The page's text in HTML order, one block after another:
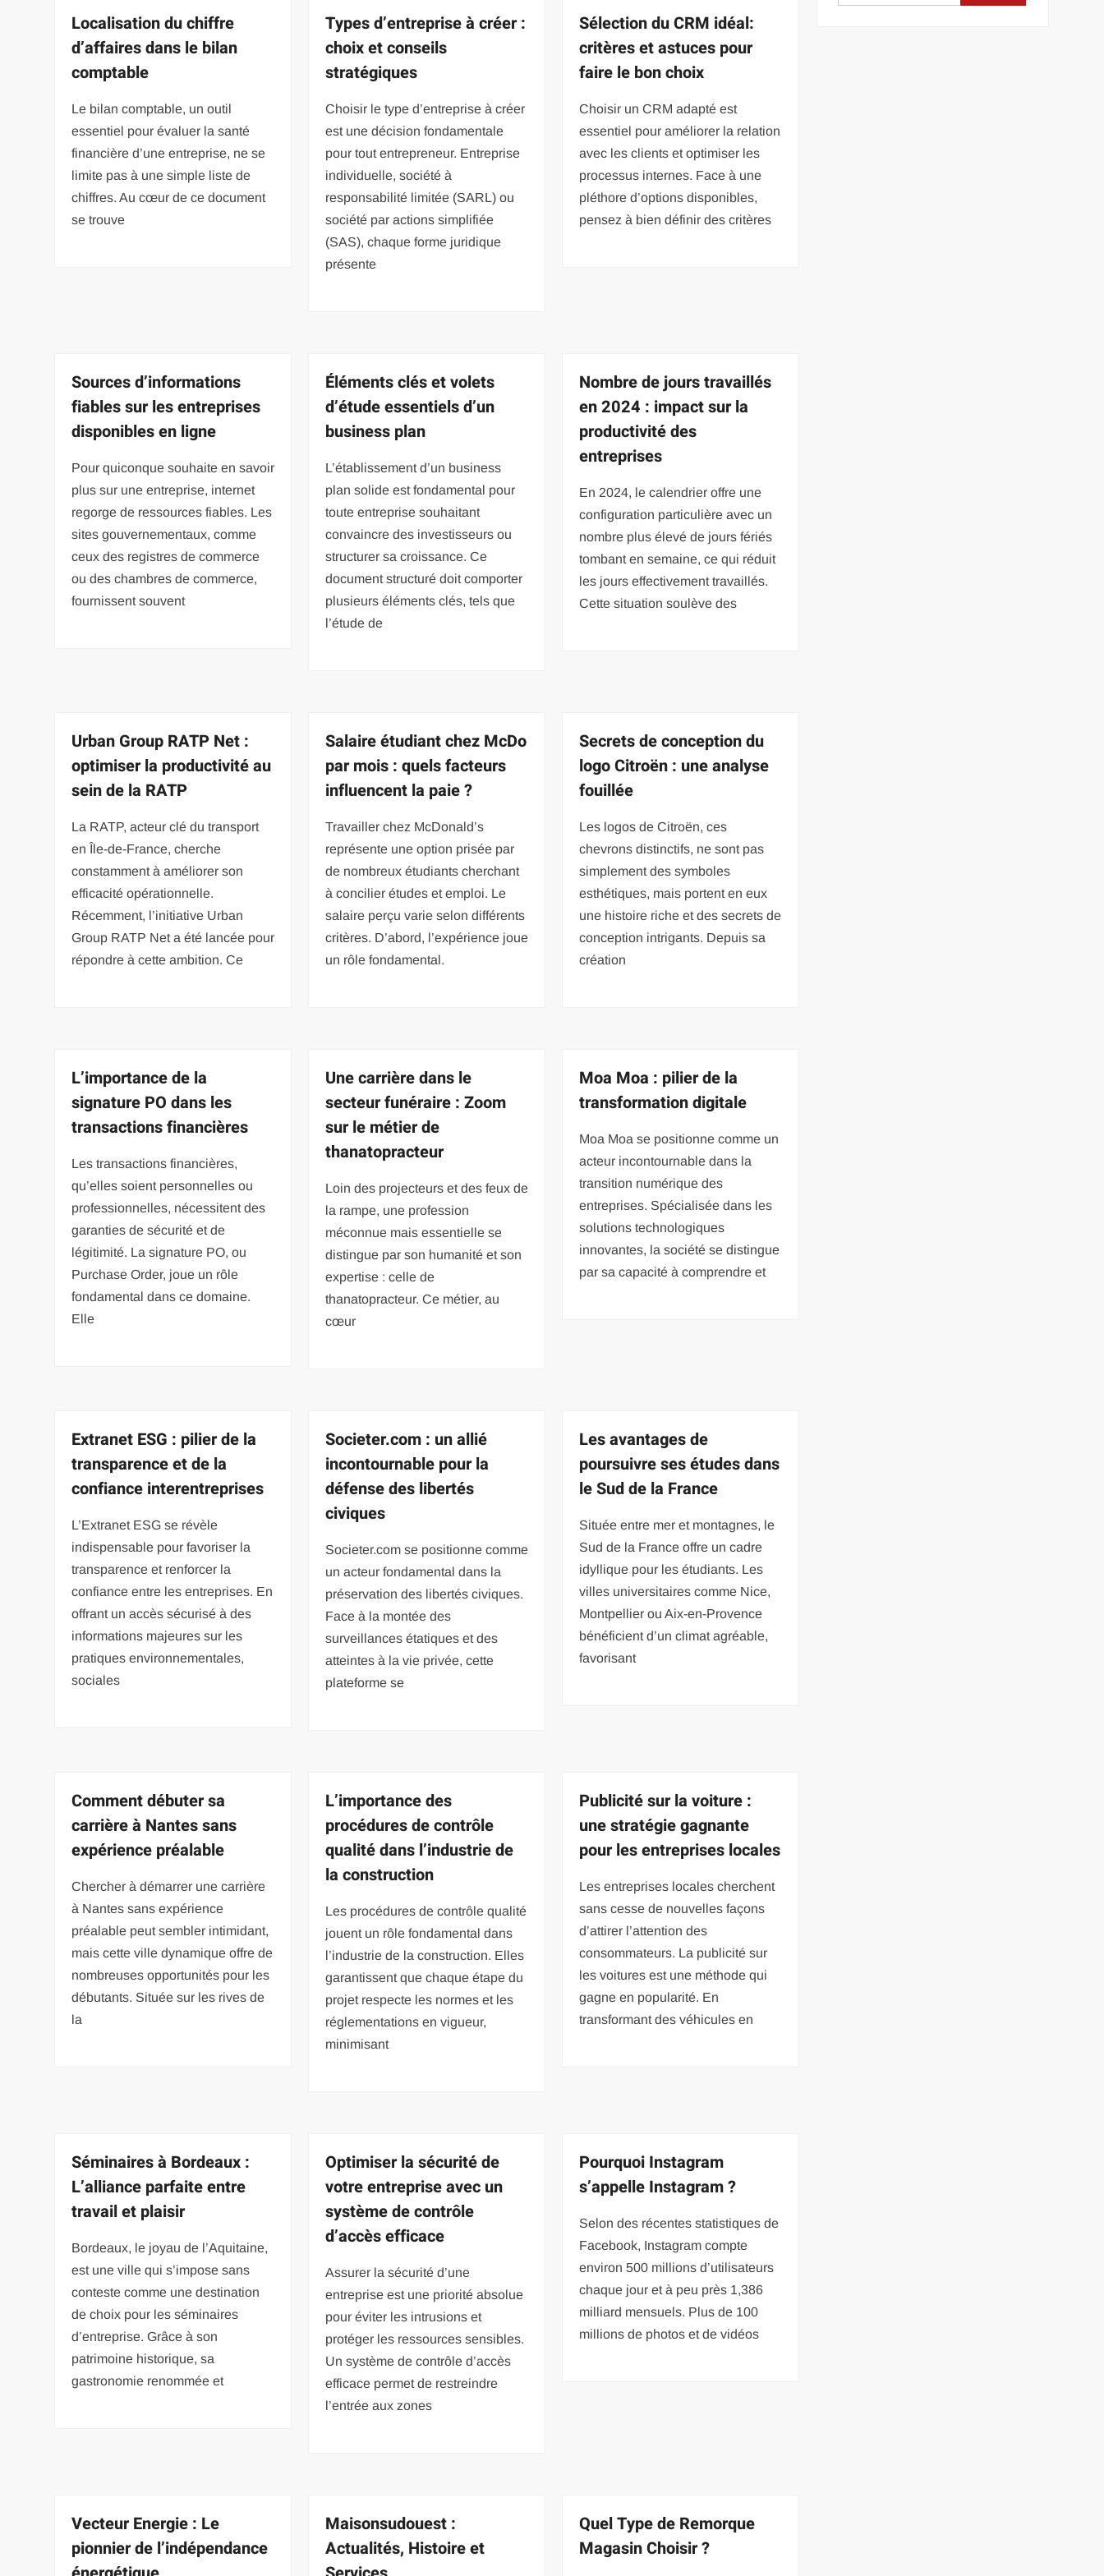
Localisation du chiffre
d’affaires dans le bilan
comptable
Le bilan comptable, un outil
essentiel pour évaluer la santé
financière d’une entreprise, ne se
limite pas à une simple liste de
chiffres. Au cœur de ce document
se trouve
Types d’entreprise à créer :
choix et conseils
stratégiques
Choisir le type d’entreprise à créer
est une décision fondamentale
pour tout entrepreneur. Entreprise
individuelle, société à
responsabilité limitée (SARL) ou
société par actions simplifiée
(SAS), chaque forme juridique
présente
Sélection du CRM idéal:
critères et astuces pour
faire le bon choix
Choisir un CRM adapté est
essentiel pour améliorer la relation
avec les clients et optimiser les
processus internes. Face à une
pléthore d’options disponibles,
pensez à bien définir des critères
Sources d’informations
fiables sur les entreprises
disponibles en ligne
Pour quiconque souhaite en savoir
plus sur une entreprise, internet
regorge de ressources fiables. Les
sites gouvernementaux, comme
ceux des registres de commerce
ou des chambres de commerce,
fournissent souvent
Éléments clés et volets
d’étude essentiels d’un
business plan
L’établissement d’un business
plan solide est fondamental pour
toute entreprise souhaitant
convaincre des investisseurs ou
structurer sa croissance. Ce
document structuré doit comporter
plusieurs éléments clés, tels que
l’étude de
Nombre de jours travaillés
en 2024 : impact sur la
productivité des
entreprises
En 2024, le calendrier offre une
configuration particulière avec un
nombre plus élevé de jours fériés
tombant en semaine, ce qui réduit
les jours effectivement travaillés.
Cette situation soulève des
Urban Group RATP Net :
optimiser la productivité au
sein de la RATP
La RATP, acteur clé du transport
en Île-de-France, cherche
constamment à améliorer son
efficacité opérationnelle.
Récemment, l’initiative Urban
Group RATP Net a été lancée pour
répondre à cette ambition. Ce
Salaire étudiant chez McDo
par mois : quels facteurs
influencent la paie ?
Travailler chez McDonald’s
représente une option prisée par
de nombreux étudiants cherchant
à concilier études et emploi. Le
salaire perçu varie selon différents
critères. D’abord, l’expérience joue
un rôle fondamental.
Secrets de conception du
logo Citroën : une analyse
fouillée
Les logos de Citroën, ces
chevrons distinctifs, ne sont pas
simplement des symboles
esthétiques, mais portent en eux
une histoire riche et des secrets de
conception intrigants. Depuis sa
création
L’importance de la
signature PO dans les
transactions financières
Les transactions financières,
qu’elles soient personnelles ou
professionnelles, nécessitent des
garanties de sécurité et de
légitimité. La signature PO, ou
Purchase Order, joue un rôle
fondamental dans ce domaine.
Elle
Une carrière dans le
secteur funéraire : Zoom
sur le métier de
thanatopracteur
Loin des projecteurs et des feux de
la rampe, une profession
méconnue mais essentielle se
distingue par son humanité et son
expertise : celle de
thanatopracteur. Ce métier, au
cœur
Moa Moa : pilier de la
transformation digitale
Moa Moa se positionne comme un
acteur incontournable dans la
transition numérique des
entreprises. Spécialisée dans les
solutions technologiques
innovantes, la société se distingue
par sa capacité à comprendre et
Extranet ESG : pilier de la
transparence et de la
confiance interentreprises
L’Extranet ESG se révèle
indispensable pour favoriser la
transparence et renforcer la
confiance entre les entreprises. En
offrant un accès sécurisé à des
informations majeures sur les
pratiques environnementales,
sociales
Societer.com : un allié
incontournable pour la
défense des libertés
civiques
Societer.com se positionne comme
un acteur fondamental dans la
préservation des libertés civiques.
Face à la montée des
surveillances étatiques et des
atteintes à la vie privée, cette
plateforme se
Les avantages de
poursuivre ses études dans
le Sud de la France
Située entre mer et montagnes, le
Sud de la France offre un cadre
idyllique pour les étudiants. Les
villes universitaires comme Nice,
Montpellier ou Aix-en-Provence
bénéficient d’un climat agréable,
favorisant
Comment débuter sa
carrière à Nantes sans
expérience préalable
Chercher à démarrer une carrière
à Nantes sans expérience
préalable peut sembler intimidant,
mais cette ville dynamique offre de
nombreuses opportunités pour les
débutants. Située sur les rives de
la
L’importance des
procédures de contrôle
qualité dans l’industrie de
la construction
Les procédures de contrôle qualité
jouent un rôle fondamental dans
l’industrie de la construction. Elles
garantissent que chaque étape du
projet respecte les normes et les
réglementations en vigueur,
minimisant
Publicité sur la voiture :
une stratégie gagnante
pour les entreprises locales
Les entreprises locales cherchent
sans cesse de nouvelles façons
d’attirer l’attention des
consommateurs. La publicité sur
les voitures est une méthode qui
gagne en popularité. En
transformant des véhicules en
Séminaires à Bordeaux :
L’alliance parfaite entre
travail et plaisir
Bordeaux, le joyau de l’Aquitaine,
est une ville qui s’impose sans
conteste comme une destination
de choix pour les séminaires
d’entreprise. Grâce à son
patrimoine historique, sa
gastronomie renommée et
Optimiser la sécurité de
votre entreprise avec un
système de contrôle
d’accès efficace
Assurer la sécurité d’une
entreprise est une priorité absolue
pour éviter les intrusions et
protéger les ressources sensibles.
Un système de contrôle d’accès
efficace permet de restreindre
l’entrée aux zones
Pourquoi Instagram
s’appelle Instagram ?
Selon des récentes statistiques de
Facebook, Instagram compte
environ 500 millions d’utilisateurs
chaque jour et à peu près 1,386
milliard mensuels. Plus de 100
millions de photos et de vidéos
Vecteur Energie : Le
pionnier de l’indépendance
Maisonsudouest :
Actualités, Histoire et
Quel Type de Remorque
Magasin Choisir ?